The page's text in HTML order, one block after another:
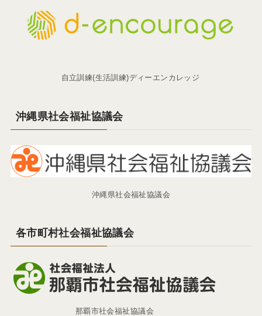
自立訓練(生活訓練)ディーエンカレッジ
沖縄県社会福祉協議会
沖縄県社会福祉協議会
各市町村社会福祉協議会
那覇市社会福祉協議会